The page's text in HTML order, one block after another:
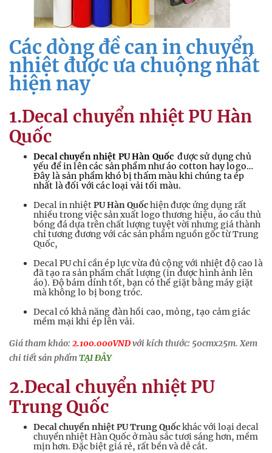
Các dòng đề can in chuyển
nhiệt được ưa chuộng nhất
hiện nay
1.Decal chuyển nhiệt PU Hàn
Quốc
Decal chuyển nhiệt PU Hàn Quốc được sử dụng chủ
yếu để in lên các sản phẩm như áo cotton hay logo…
Đây là sản phẩm khó bị thấm màu khi chúng ta ép
nhất là đối với các loại vải tối màu.
Decal in nhiệtPU Hàn Quốchiện được ứng dụng rất
nhiều trong việc sản xuất logo thương hiệu, áo cầu thủ
bóng đá dựa trên chất lượng tuyệt vời nhưng giá thành
chỉ tương đương với các sản phẩm nguồn gốc từ Trung
Quốc,
Decal PU chỉ cần ép lực vừa đủ cộng với nhiệt độ cao là
đã tạo ra sản phẩm chất lượng (in được hình ảnh lên
áo). Độ bám dính tốt, bạn có thể giặt bằng máy giặt
mà không lo bị bong tróc.
Decal có khả năng đàn hồi cao, mỏng, tạo cảm giác
mềm mại khi ép lên vải.
Giá tham khảo: 2.100.000VNDvới kích thước: 50cmx25m. Xem
chi tiết sản phẩmTẠI ĐÂY
2.Decal chuyển nhiệt PU
Trung Quốc
Decal chuyển nhiệt PU Trung Quốckhác với loại decal
chuyển nhiệt Hàn Quốc ở màu sắc tươi sáng hơn, mềm
mịn hơn. Đặc biệt giá rẻ, rất bền và dễ cắt.